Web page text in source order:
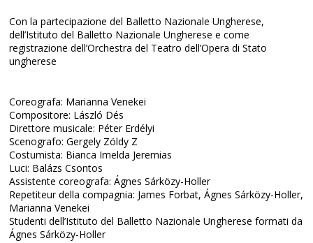
Con la partecipazione del Balletto Nazionale Ungherese,
dell’Istituto del Balletto Nazionale Ungherese e come
registrazione dell’Orchestra del Teatro dell’Opera di Stato
ungherese
Coreografa: Marianna Venekei
Compositore: László Dés
Direttore musicale: Péter Erdélyi
Scenografo: Gergely Zöldy Z
Costumista: Bianca Imelda Jeremias
Luci: Balázs Csontos
Assistente coreografa: Ágnes Sárközy-Holler
Repetiteur della compagnia: James Forbat, Ágnes Sárközy-Holler,
Marianna Venekei
Studenti dell’Istituto del Balletto Nazionale Ungherese formati da
Ágnes Sárközy-Holler